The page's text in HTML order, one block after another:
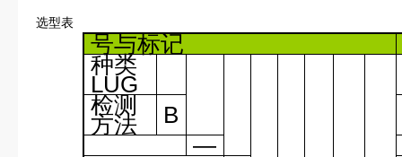
选型表
号与标记
种类
LUG
检测
方法
B
—